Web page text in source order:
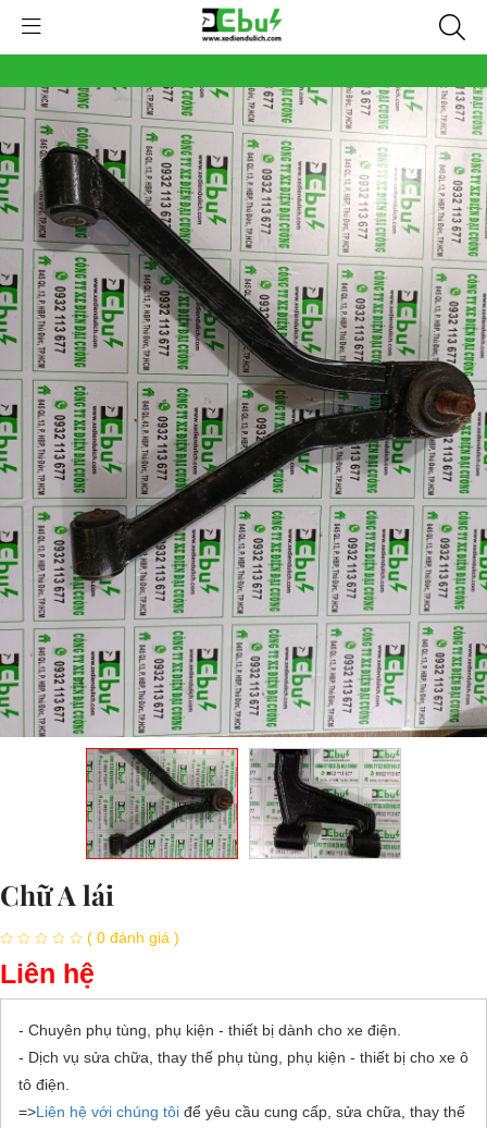
Chữ A lái
( 0 đánh giá )
Liên hệ
- Chuyên phụ tùng, phụ kiện - thiết bị dành cho xe điện.
- Dịch vụ sửa chữa, thay thế phụ tùng, phụ kiện - thiết bị cho xe ô
tô điện.
=>Liên hệ với chúng tôi để yêu cầu cung cấp, sửa chữa, thay thế